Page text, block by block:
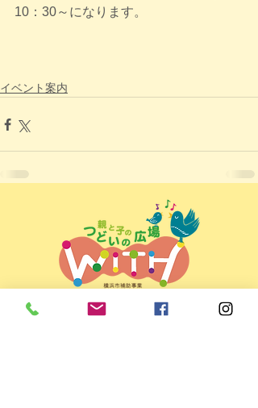
10：30～になります。
イベント案内